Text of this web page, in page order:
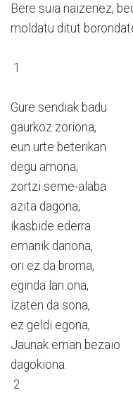
Bere suia naizenez,
moldatu ditut
1
Gure sendiak badu
gaurkoz zoriona,
eun urte beterikan
degu amona;
zortzi seme-alaba
azita dagona,
ikasbide ederra
emanik danona,
ori ez da broma,
eginda lan ona,
izaten da sona,
ez geldi egona,
Jaunak eman bezaio
dagokiona.
2